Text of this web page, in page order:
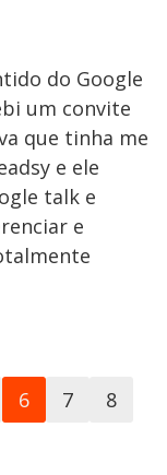
do Google
um convite
que tinha me
e ele
talk e
e
6 7
8